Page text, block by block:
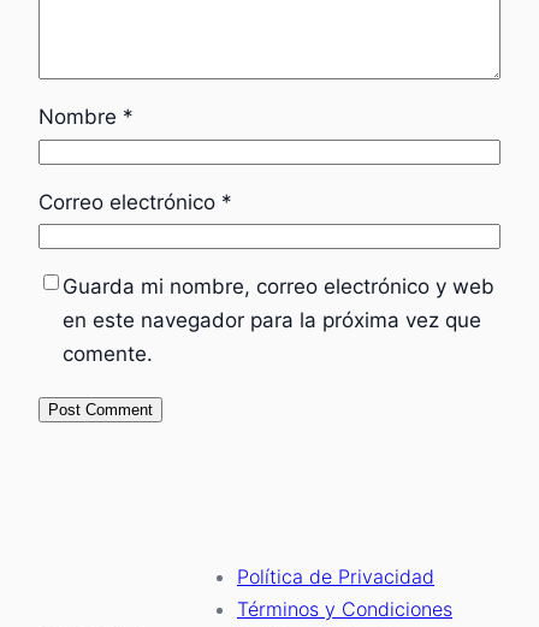
Nombre *
Correo electrónico *
Guarda mi nombre, correo electrónico y web
en este navegador para la próxima vez que
comente.
Política de Privacidad
Términos y Condiciones